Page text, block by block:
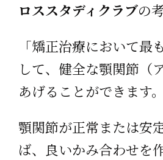
ロススタディクラブの
「矯正治療において最
して、健全な顎関節（
あげることができます。
顎関節が正常または安
ば、良いかみ合わせを